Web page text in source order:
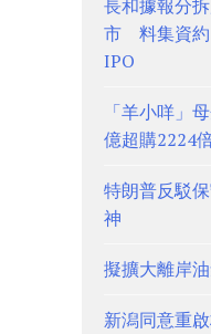
長和據報分
市 料集資約
IPO
「羊小咩」
億超購2224
特朗普反駁
神
擬擴大離岸
新潟同意重